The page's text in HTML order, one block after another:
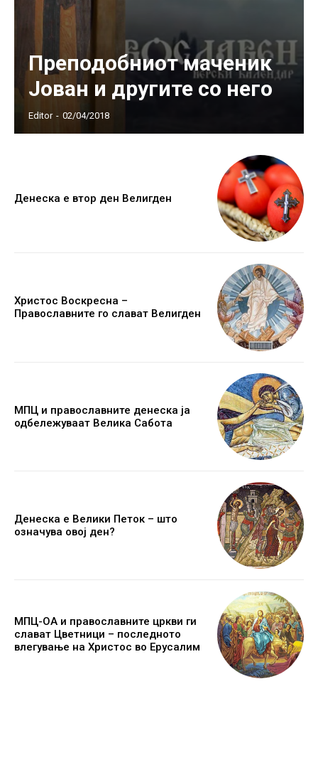
Преподобниот маченик
Јован и другите со него
Editor - 02/04/2018
Денеска е втор ден Велигден
Христос Воскресна –
Православните го слават Велигден
МПЦ и православните денеска ја
одбележуваат Велика Сабота
Денеска е Велики Петок – што
означува овој ден?
МПЦ-ОА и православните цркви ги
слават Цветници – последното
влегување на Христос во Ерусалим